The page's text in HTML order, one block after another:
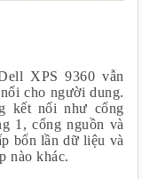
XPS 9360 vẫn
cho người dung.
kết nối như cổng
1, cổng nguồn và
bốn lần dữ liệu và
nào khác.